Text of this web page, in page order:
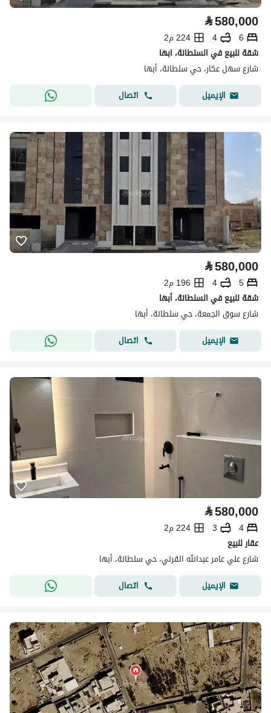
⃁580,000
6
4
224 م2
شقة للبيع في السلطانة، ابها
شارع سهل عكار، حي سلطانة، أبها
الإيميل
اتصال
⃁580,000
5
4
196 م2
شقة للبيع في السلطانة، أبها
شارع سوق الجمعة، حي سلطانة، أبها
الإيميل
اتصال
⃁580,000
4
3
224 م2
عقار للبيع
شارع علي عامر عبدالله القرني، حي سلطانة، أبها
الإيميل
اتصال